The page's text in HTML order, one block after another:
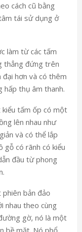
cách cũ bằng
tái sử dụng ở
làm từ các tấm
thẳng đứng trên
hơn và có thêm
hấp thụ âm thanh.
kiểu tấm ốp có một
lên nhau như
và có thể lắp
gỗ có rãnh có kiểu
đầu từ phong
phiên bản đảo
nhau theo cùng
gờ, nó là một